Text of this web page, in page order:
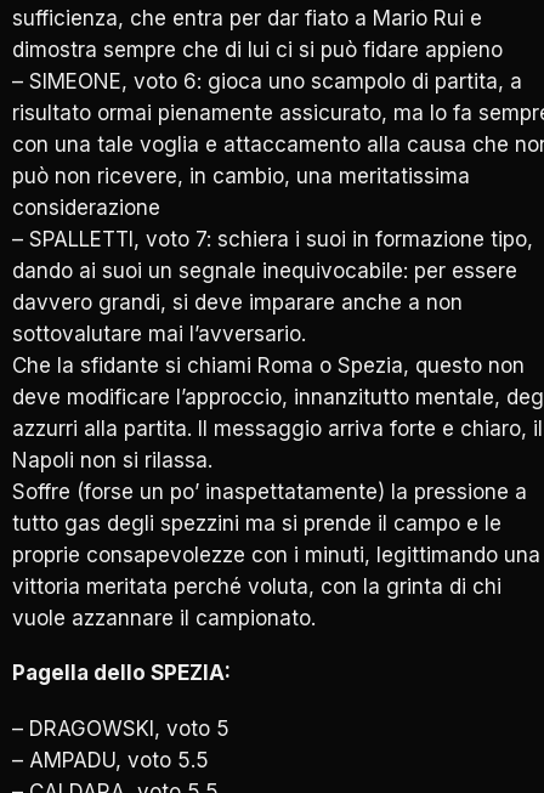
sufficienza, che entra per dar fiato a Mario Rui e
dimostra sempre che di lui ci si può fidare appieno
– SIMEONE, voto 6: gioca uno scampolo di partita, a
risultato ormai pienamente assicurato, ma lo fa
con una tale voglia e attaccamento alla causa che
può non ricevere, in cambio, una meritatissima
considerazione
– SPALLETTI, voto 7: schiera i suoi in formazione tipo,
dando ai suoi un segnale inequivocabile: per essere
davvero grandi, si deve imparare anche a non
sottovalutare mai l’avversario.
Che la sfidante si chiami Roma o Spezia, questo non
deve modificare l’approccio, innanzitutto mentale,
azzurri alla partita. Il messaggio arriva forte e chiaro, il
Napoli non si rilassa.
Soffre (forse un po’ inaspettatamente) la pressione a
tutto gas degli spezzini ma si prende il campo e le
proprie consapevolezze con i minuti, legittimando una
vittoria meritata perché voluta, con la grinta di chi
vuole azzannare il campionato.
Pagella dello SPEZIA:
– DRAGOWSKI, voto 5
– AMPADU, voto 5.5